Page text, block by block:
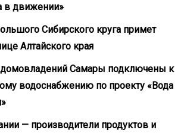
в движении»
Сибирского круга примет
Алтайского края
домовладений Самары подключены к
водоснабжению по проекту «Вода
— производители продуктов и